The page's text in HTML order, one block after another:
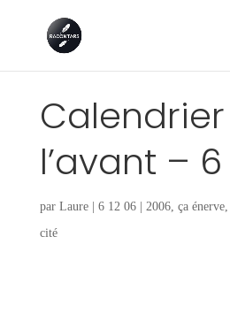
l’avant – 6
par Laure| 6 12 06| 2006, ça énerve,
cité